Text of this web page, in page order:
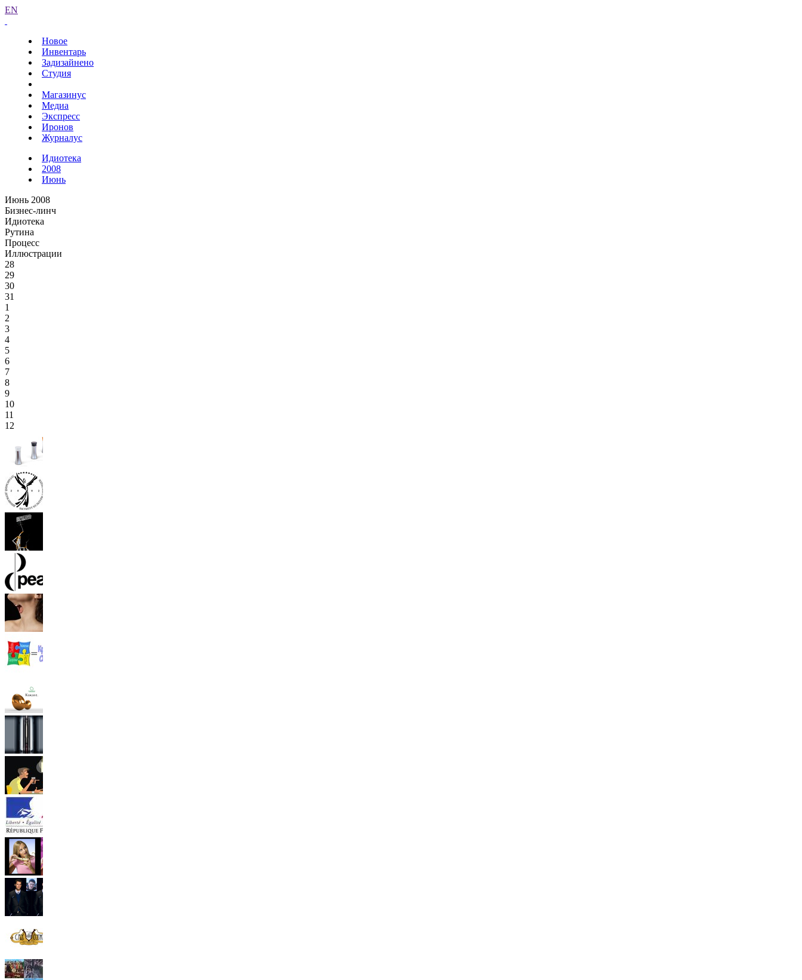
EN
Новое
Инвентарь
Задизайнено
Студия
Магазинус
Медиа
Экспресс
Иронов
Журналус
Идиотека
2008
Июнь
Июнь 2008
Бизнес-линч
Идиотека
Рутина
Процесс
Иллюстрации
28
29
30
31
1
2
3
4
5
6
7
8
9
10
11
12